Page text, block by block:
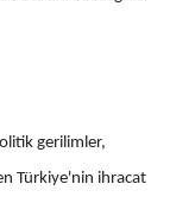
gerilimler,
Türkiye'nin ihracat